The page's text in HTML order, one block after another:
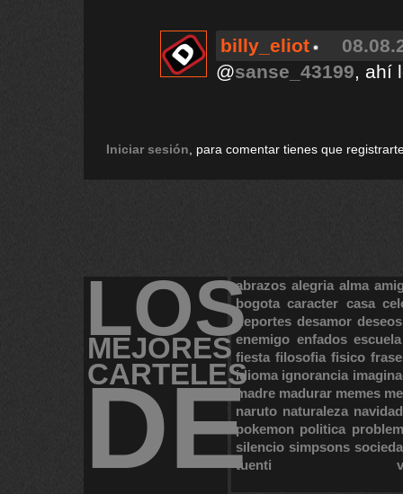
billy_eliot
@sanse_43199, ahí
Iniciar sesión , para comentar tienes que
LOS
MEJORES
CARTELES
DE
abrazos alegria alma
bogota caracter casa
deportes desamor deseos
enemigo enfados escuela
fiesta filosofia fisico
idioma ignorancia
madre madurar memes
naruto naturaleza navidad
pokemon politica
silencio simpsons
tuenti